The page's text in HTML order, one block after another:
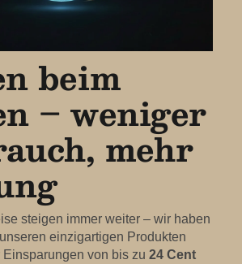
beim
– weniger
mehr
steigen immer weiter – wir haben
einzigartigen Produkten
von bis zu 24 Cent